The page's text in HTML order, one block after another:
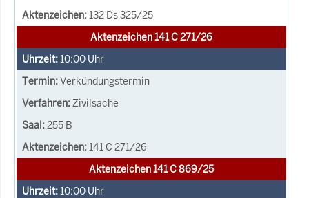
132 Ds 325/25
Aktenzeichen 141 C 271/26
10:00 Uhr
Verkündungstermin
Zivilsache
255 B
141 C 271/26
Aktenzeichen 141 C 869/25
10:00 Uhr